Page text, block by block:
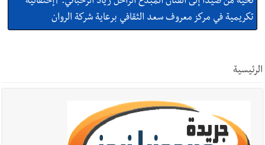
تكريمية في مركز معروف سعد الثقافي برعاية شركة الروان
في ثانوية السفير : تعلّمت منكم حب الوطن والتمسك بالأرض ...
والجنوب هو عزة وكرامة لبنان
الرئيسية